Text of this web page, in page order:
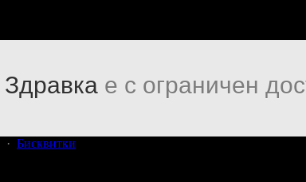
Здравка е с ограничен
· Бисквитки